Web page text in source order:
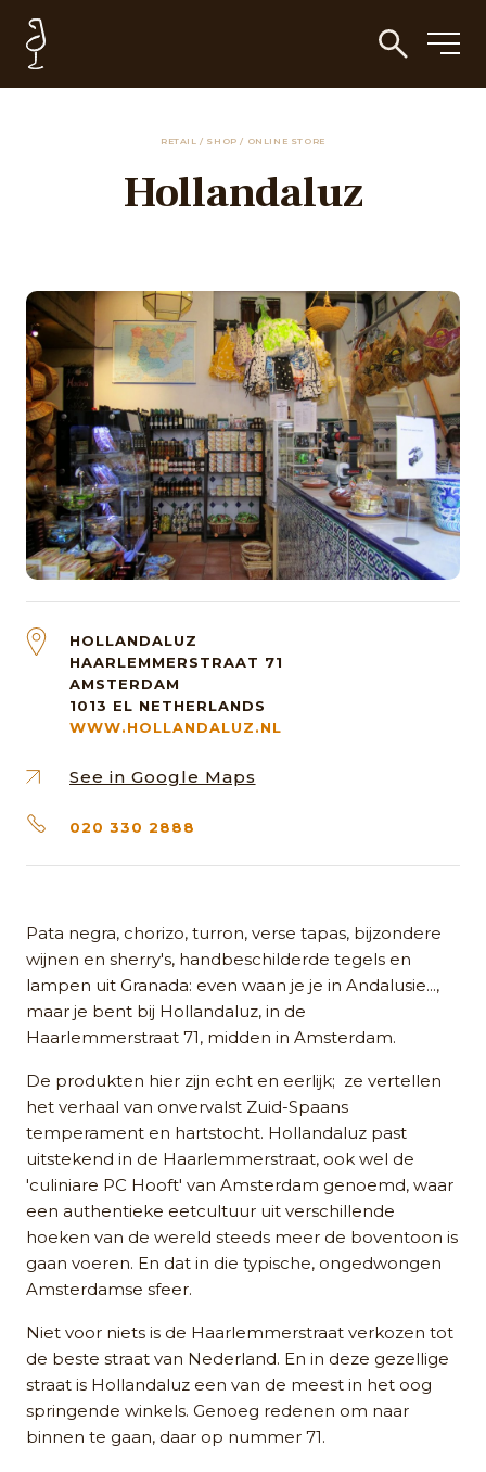
RETAIL / SHOP / ONLINE STORE
Hollandaluz
HOLLANDALUZ
HAARLEMMERSTRAAT 71
AMSTERDAM
1013 EL NETHERLANDS
WWW.HOLLANDALUZ.NL
See in Google Maps
020 330 2888
Pata negra, chorizo, turron, verse tapas, bijzondere
wijnen en sherry's, handbeschilderde tegels en
lampen uit Granada: even waan je je in Andalusie...,
maar je bent bij Hollandaluz, in de
Haarlemmerstraat 71, midden in Amsterdam.
De produkten hier zijn echt en eerlijk; ze vertellen
het verhaal van onvervalst Zuid-Spaans
temperament en hartstocht. Hollandaluz past
uitstekend in de Haarlemmerstraat, ook wel de
'culiniare PC Hooft' van Amsterdam genoemd, waar
een authentieke eetcultuur uit verschillende
hoeken van de wereld steeds meer de boventoon is
gaan voeren. En dat in die typische, ongedwongen
Amsterdamse sfeer.
Niet voor niets is de Haarlemmerstraat verkozen tot
de beste straat van Nederland. En in deze gezellige
straat is Hollandaluz een van de meest in het oog
springende winkels. Genoeg redenen om naar
binnen te gaan, daar op nummer 71.